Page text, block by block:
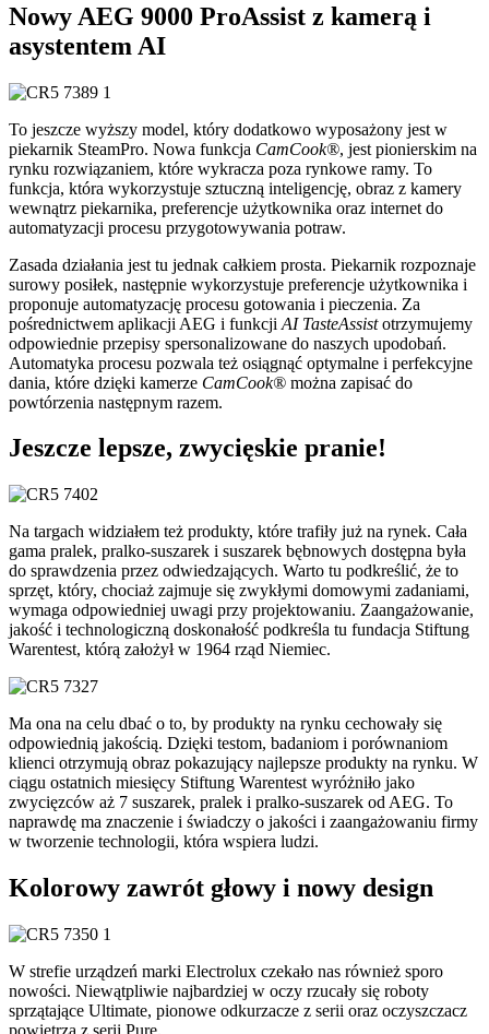
Nowy AEG 9000 ProAssist z kamerą i
asystentem AI
To jeszcze wyższy model, który dodatkowo wyposażony jest w
piekarnik SteamPro. Nowa funkcja CamCook®, jest pionierskim na
rynku rozwiązaniem, które wykracza poza rynkowe ramy. To
funkcja, która wykorzystuje sztuczną inteligencję, obraz z kamery
wewnątrz piekarnika, preferencje użytkownika oraz internet do
automatyzacji procesu przygotowywania potraw.
Zasada działania jest tu jednak całkiem prosta. Piekarnik rozpoznaje
surowy posiłek, następnie wykorzystuje preferencje użytkownika i
proponuje automatyzację procesu gotowania i pieczenia. Za
pośrednictwem aplikacji AEG i funkcji AI TasteAssistotrzymujemy
odpowiednie przepisy spersonalizowane do naszych upodobań.
Automatyka procesu pozwala też osiągnąć optymalne i perfekcyjne
dania, które dzięki kamerze CamCook® można zapisać do
powtórzenia następnym razem.
Jeszcze lepsze, zwycięskie pranie!
Na targach widziałem też produkty, które trafiły już na rynek. Cała
gama pralek, pralko-suszarek i suszarek bębnowych dostępna była
do sprawdzenia przez odwiedzających. Warto tu podkreślić, że to
sprzęt, który, chociaż zajmuje się zwykłymi domowymi zadaniami,
wymaga odpowiedniej uwagi przy projektowaniu. Zaangażowanie,
jakość i technologiczną doskonałość podkreśla tu fundacja Stiftung
Warentest, którą założył w 1964 rząd Niemiec.
Ma ona na celu dbać o to, by produkty na rynku cechowały się
odpowiednią jakością. Dzięki testom, badaniom i porównaniom
klienci otrzymują obraz pokazujący najlepsze produkty na rynku. W
ciągu ostatnich miesięcy Stiftung Warentest wyróżniło jako
zwycięzców aż 7 suszarek, pralek i pralko-suszarek od AEG. To
naprawdę ma znaczenie i świadczy o jakości i zaangażowaniu firmy
w tworzenie technologii, która wspiera ludzi.
Kolorowy zawrót głowy i nowy design
W strefie urządzeń marki Electrolux czekało nas również sporo
nowości. Niewątpliwie najbardziej w oczy rzucały się roboty
sprzątające Ultimate, pionowe odkurzacze z serii oraz oczyszczacz